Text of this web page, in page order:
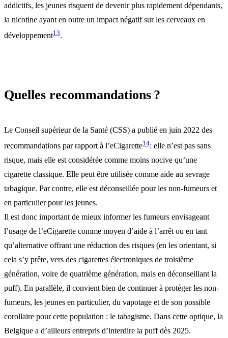
addictifs, les jeunes risquent de devenir plus rapidement dépendants,
la nicotine ayant en outre un impact négatif sur les cerveaux en
développement13.
Quelles recommandations ?
Le Conseil supérieur de la Santé (CSS) a publié en juin 2022 des
recommandations par rapport à l’eCigarette14: elle n’est pas sans
risque, mais elle est considérée comme moins nocive qu’une
cigarette classique. Elle peut être utilisée comme aide au sevrage
tabagique. Par contre, elle est déconseillée pour les non-fumeurs et
en particulier pour les jeunes.
Il est donc important de mieux informer les fumeurs envisageant
l’usage de l’eCigarette comme moyen d’aide à l’arrêt ou en tant
qu’alternative offrant une réduction des risques (en les orientant, si
cela s’y prête, vers des cigarettes électroniques de troisième
génération, voire de quatrième génération, mais en déconseillant la
puff). En parallèle, il convient bien de continuer à protéger les non-
fumeurs, les jeunes en particulier, du vapotage et de son possible
corollaire pour cette population : le tabagisme. Dans cette optique, la
Belgique a d’ailleurs entrepris d’interdire la puff dès 2025.